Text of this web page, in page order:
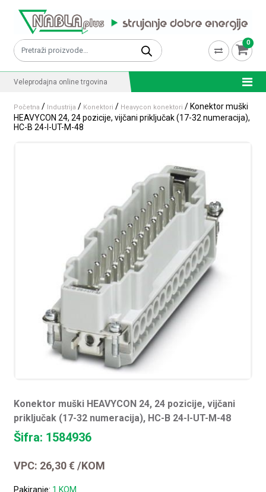
Pretraži: 0
Veleprodajna online trgovina
Početna / Industrija / Konektori / Heavycon konektori / Konektor muški
HEAVYCON 24, 24 pozicije, vijčani priključak (17-32 numeracija),
HC-B 24-I-UT-M-48
Konektor muški HEAVYCON 24, 24 pozicije, vijčani
priključak (17-32 numeracija), HC-B 24-I-UT-M-48
Šifra: 1584936
VPC: 26,30€ /KOM
Pakiranje: 1 KOM